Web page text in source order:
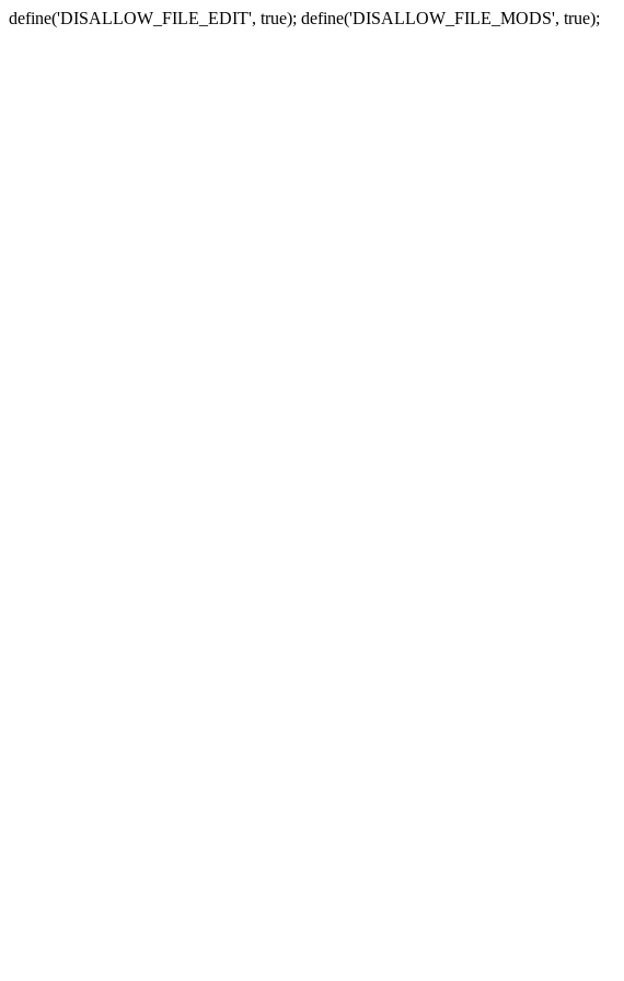
define('DISALLOW_FILE_EDIT', true); define('DISALLOW_FILE_MODS', true);